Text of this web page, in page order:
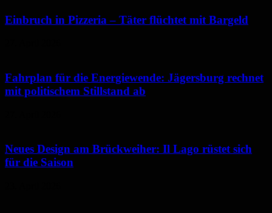
Einbruch in Pizzeria – Täter flüchtet mit Bargeld
Fahrplan für die Energiewende: Jägersburg rechnet
mit politischem Stillstand ab
Neues Design am Brückweiher: Il Lago rüstet sich
für die Saison